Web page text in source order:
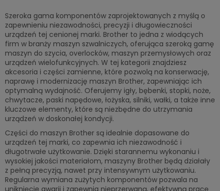
Szeroka gama komponentów zaprojektowanych z myślą o
zapewnieniu niezawodności, precyzji i długowieczności
urządzeń tej cenionej marki. Brother to jedna z wiodących
firm w branży maszyn szwalniczych, oferująca szeroką gamę
maszyn do szycia, overlocków, maszyn przemysłowych oraz
urządzeń wielofunkcyjnych. W tej kategorii znajdziesz
akcesoria i części zamienne, które pozwolą na konserwację,
naprawę i modernizację maszyn Brother, zapewniając ich
optymalną wydajność. Oferujemy igły, bębenki, stopki, noże,
chwytacze, paski napędowe, łożyska, silniki, wałki, a także inne
kluczowe elementy, które są niezbędne do utrzymania
urządzeń w doskonałej kondycji.
Części do maszyn Brother są idealnie dopasowane do
urządzeń tej marki, co zapewnia ich niezawodność i
długotrwałe użytkowanie. Dzięki starannemu wykonaniu i
wysokiej jakości materiałom, maszyny Brother będą działały
z pełną precyzją, nawet przy intensywnym użytkowaniu.
Regularna wymiana zużytych komponentów pozwala na
uniknięcie awarii i zapewnia nieprzerwaną, efektywną pracę